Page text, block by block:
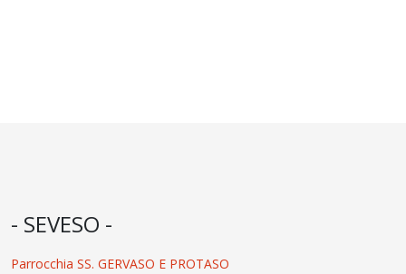
- SEVESO -
Parrocchia SS. GERVASO E PROTASO